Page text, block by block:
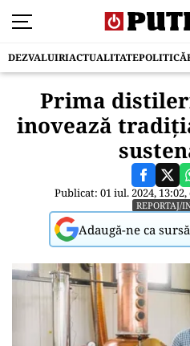
DEZVALUIRIACTUALITATEPOLITICĂ
Prima
inovează
Publicat: 01 iul. 2024, 13:02,
REPORTAJ/
Adaugă-ne ca